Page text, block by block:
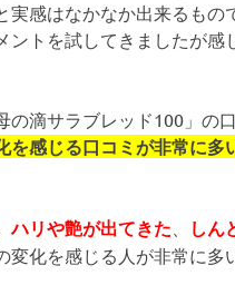
実感はなかなか出来るもの
ントを試してきましたが感
の滴サラブレッド100」の
を感じる口コミが非常に多
、ハリや艶が出てきた
しん
変化を感じる人が非常に多